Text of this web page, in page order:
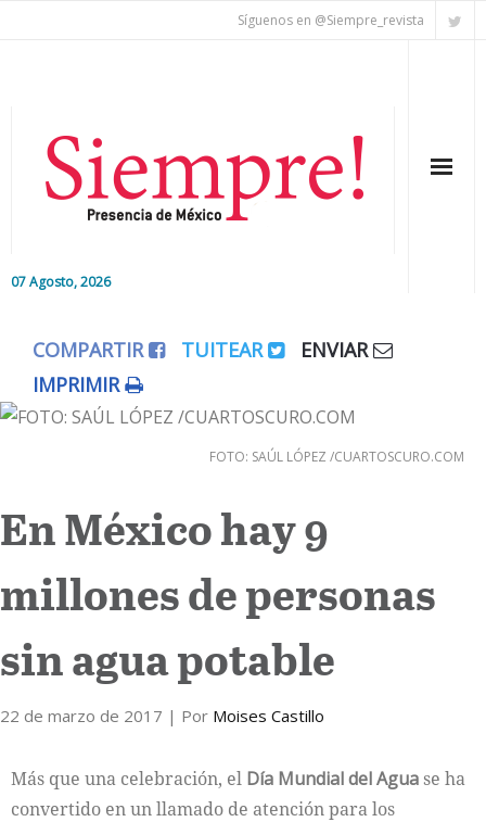
Síguenos en @Siempre_revista
07 Agosto, 2026
Editorial
Nacional
Internacional
Cultura
COMPARTIR TUITEAR
ENVIAR
IMPRIMIR
FOTO: SAÚL LÓPEZ /CUARTOSCURO.COM
En México hay 9
millones de personas
sin agua potable
22 de marzo de 2017 | Por Moises Castillo
Más que una celebración, el Día Mundial del Aguase ha
convertido en un llamado de atención para los